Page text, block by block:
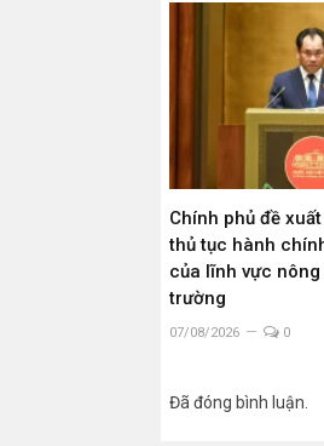
Chính phủ đề
thủ tục hành
của lĩnh vực
trường
07/08/2026 0
Đã đóng bình luận.